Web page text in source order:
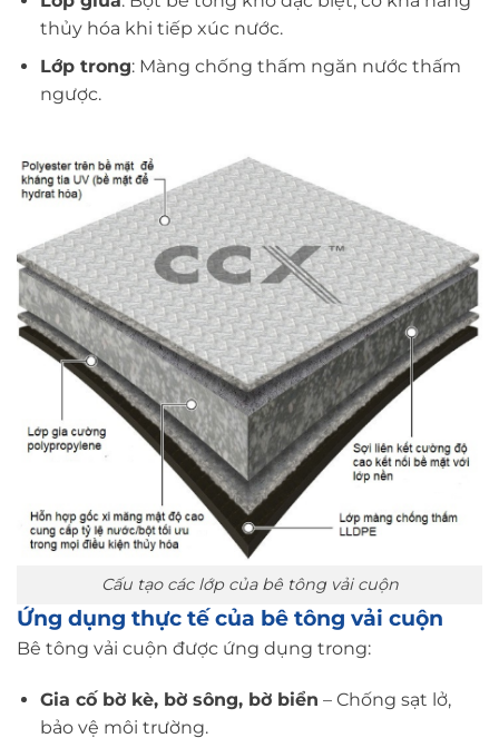
thủy hóa khi tiếp xúc nước.
Lớp trong: Màng chống thấm ngăn nước thấm
ngược.
Cấu tạo các lớp của bê tông vải cuộn
Ứng dụng thực tế của bê tông vải cuộn
Bê tông vải cuộn được ứng dụng trong:
Gia cố bờ kè, bờ sông, bờ biển – Chống sạt lở,
bảo vệ môi trường.